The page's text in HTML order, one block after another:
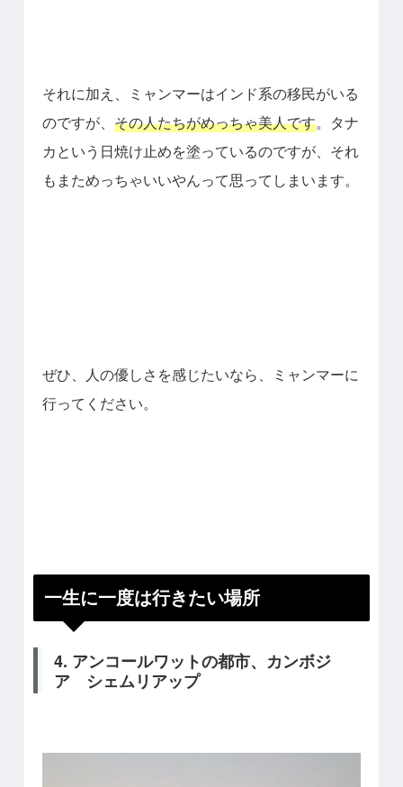
それに加え、ミャンマーはインド系の移民がいる
のですが、 その人たちがめっちゃ美人です。 タナ
カという日焼け止めを塗っているのですが、それ
もまためっちゃいいやんって思ってしまいます。
ぜひ、人の優しさを感じたいなら、ミャンマーに
行ってください。
一生に一度は行きたい場所
4. アンコールワットの都市、カンボジ
ア シェムリアップ